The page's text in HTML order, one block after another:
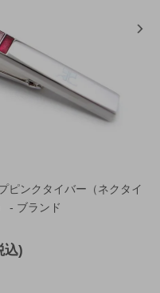
ピンクタイバー（ネクタイ
- ブランド
込)